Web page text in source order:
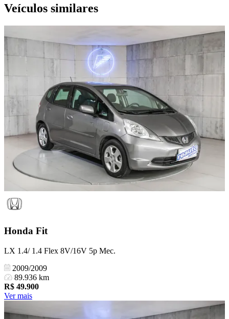
Veículos similares
Honda Fit
LX 1.4/ 1.4 Flex 8V/16V 5p Mec.
2009/2009
89.936 km
R$ 49.900
Ver mais